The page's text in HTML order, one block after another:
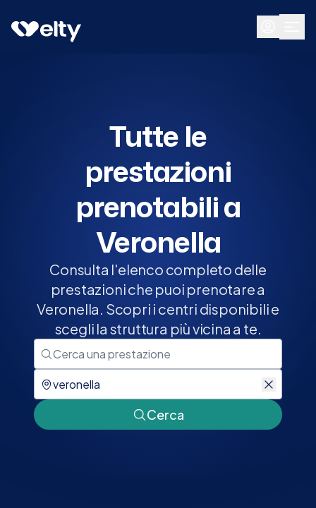
Prenota visita
Tutte le
prestazioni
prenotabili a
Veronella
Consulta l'elenco completo delle
prestazioni che puoi prenotare a
Veronella. Scopri i centri disponibili e
scegli la struttura più vicina a te.
Cerca